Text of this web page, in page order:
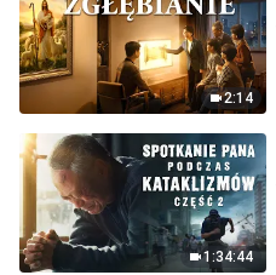
2:14
1:34:44